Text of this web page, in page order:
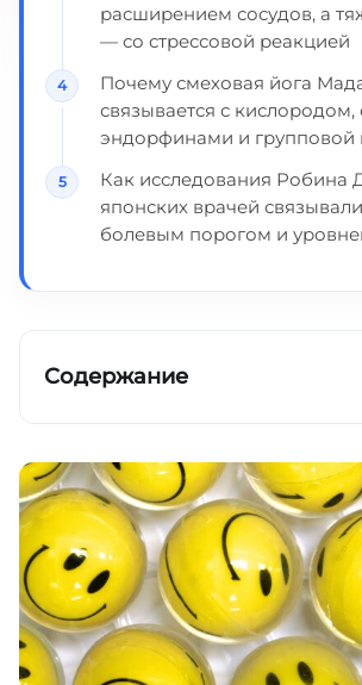
расширением сосудов, а
— со стрессовой реакцией
Почему смеховая йога
связывается с кислородом,
эндорфинами и групповой
Как исследования Робина
японских врачей
болевым порогом и
Содержание